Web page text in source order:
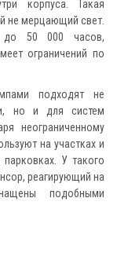
корпуса. Такая
не мерцающий свет.
до 50 000 часов,
ограничений по
подходят не
но и для систем
неограниченному
на участках и
У такого
реагирующий на
подобными